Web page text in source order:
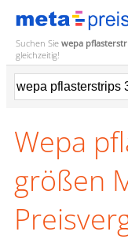
Suchen Sie wepa
gleichzeitig!
Wepa
größen